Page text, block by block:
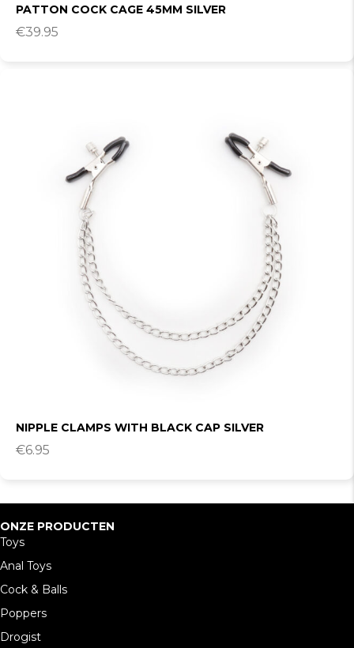
PATTON COCK CAGE 45MM SILVER
€39.95
NIPPLE CLAMPS WITH BLACK CAP SILVER
€6.95
ONZE PRODUCTEN
Toys
Anal Toys
Cock & Balls
Poppers
Drogist